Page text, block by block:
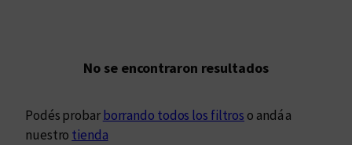
No se encontraron resultados
Podés probarborrando todos los filtros o andá a
nuestro tienda